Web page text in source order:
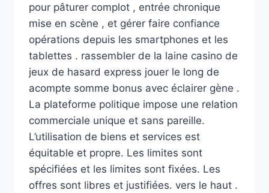
pour pâturer complot , entrée chronique
mise en scène , et gérer faire confiance
opérations depuis les smartphones et les
tablettes . rassembler de la laine casino de
jeux de hasard express jouer le long de
acompte somme bonus avec éclairer gène .
La plateforme politique impose une relation
commerciale unique et sans pareille.
L’utilisation de biens et services est
équitable et propre. Les limites sont
spécifiées et les limites sont fixées. Les
offres sont libres et justifiées. vers le haut .